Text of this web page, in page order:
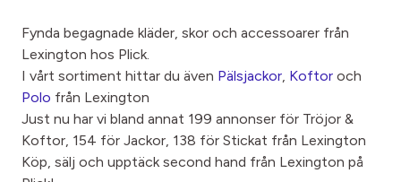
Fynda begagnade kläder, skor och accessoarer från
Lexington hos Plick.
I vårt sortiment hittar du även Pälsjackor, Koftor och
Polo från Lexington
Just nu har vi bland annat 199 annonser för Tröjor &
Koftor, 154 för Jackor, 138 för Stickat från Lexington
Köp, sälj och upptäck second hand från Lexington på